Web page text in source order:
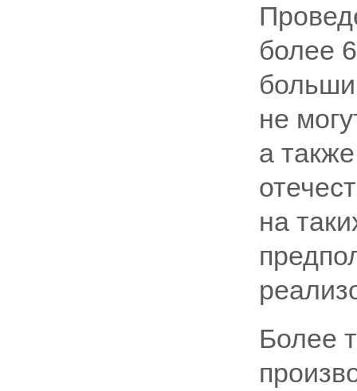
более
не
а
на
Более